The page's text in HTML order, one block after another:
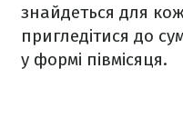
знайдеться для
пригледітися до
у формі півмісяця.